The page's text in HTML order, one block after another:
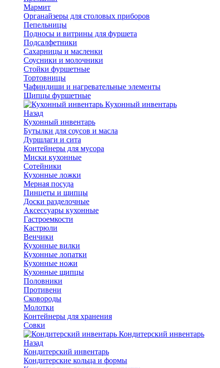
Мармит
Органайзеры для столовых приборов
Пепельницы
Подносы и витрины для фуршета
Подсалфетники
Сахарницы и масленки
Соусники и молочники
Стойки фуршетные
Тортовницы
Чафиндиши и нагревательные элементы
Щипцы фуршетные
Кухонный инвентарь
Назад
Кухонный инвентарь
Бутылки для соусов и масла
Дуршлаги и сита
Контейнеры для мусора
Миски кухонные
Сотейники
Кухонные ложки
Мерная посуда
Пинцеты и щипцы
Доски разделочные
Аксессуары кухонные
Гастроемкости
Кастрюли
Венчики
Кухонные вилки
Кухонные лопатки
Кухонные ножи
Кухонные щипцы
Половники
Противени
Сковороды
Молотки
Контейнеры для хранения
Совки
Кондитерский инвентарь
Назад
Кондитерский инвентарь
Кондитерские кольца и формы